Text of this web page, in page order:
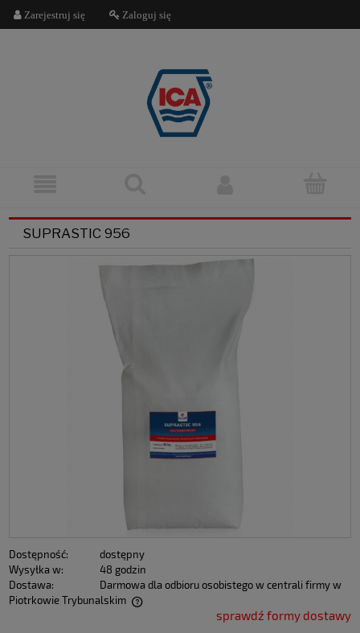
Zarejestruj się Zaloguj się
SUPRASTIC 956
Dostępność:
dostępny
Wysyłka w:
48 godzin
Dostawa:
Darmowa dla odbioru osobistego w centrali firmy w
Piotrkowie Trybunalskim
sprawdź formy dostawy